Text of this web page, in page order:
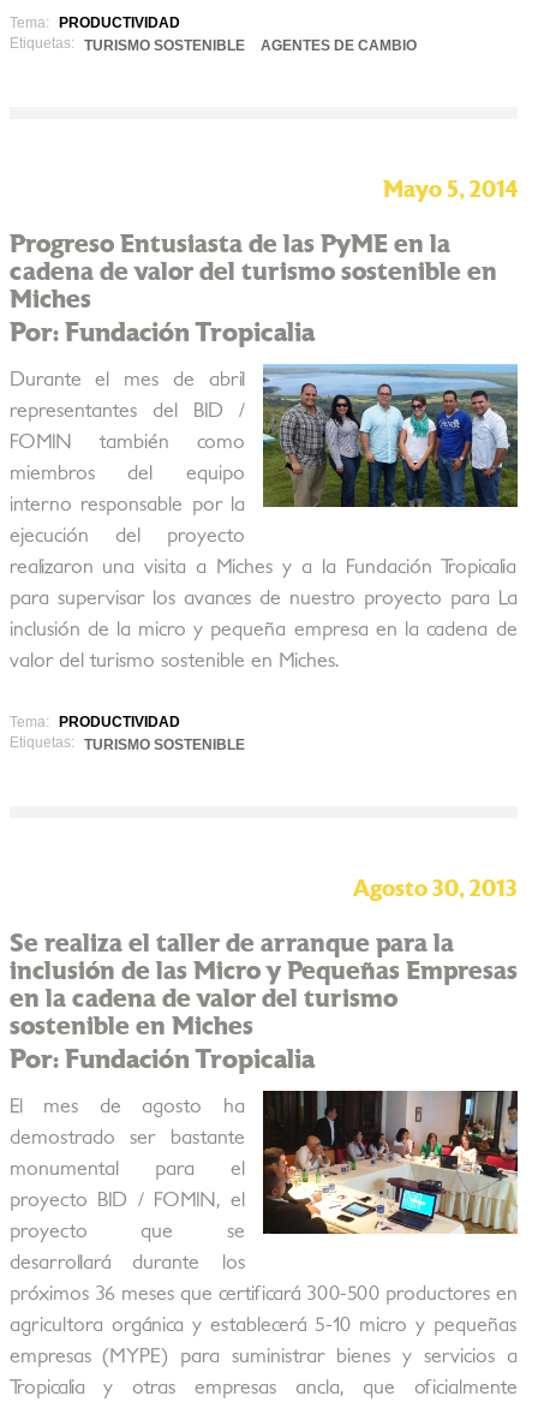
Tema:
PRODUCTIVIDAD
Etiquetas:
TURISMO SOSTENIBLE AGENTES DE CAMBIO
Mayo 5, 2014
Progreso Entusiasta de las PyME en la
cadena de valor del turismo sostenible en
Miches
Por: Fundación Tropicalia
Durante el mes de abril
representantes del BID /
FOMIN también como
miembros del equipo
interno responsable por la
ejecución del proyecto
realizaron una visita a Miches y a la Fundación Tropicalia
para supervisar los avances de nuestro proyecto para La
inclusión de la micro y pequeña empresa en la cadena de
valor del turismo sostenible en Miches.
Tema:
PRODUCTIVIDAD
Etiquetas:
TURISMO SOSTENIBLE
Agosto 30, 2013
Se realiza el taller de arranque para la
inclusión de las Micro y Pequeñas Empresas
en la cadena de valor del turismo
sostenible en Miches
Por: Fundación Tropicalia
El mes de agosto ha
demostrado ser bastante
monumental para el
proyecto BID / FOMIN, el
proyecto que se
desarrollará durante los
próximos 36 meses que certificará 300-500 productores en
agricultora orgánica y establecerá 5-10 micro y pequeñas
empresas (MYPE) para suministrar bienes y servicios a
Tropicalia y otras empresas ancla, que oficialmente